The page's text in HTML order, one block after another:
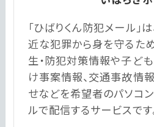
「ひばりくん防犯メール」
近な犯罪から身を守るた
生・防犯対策情報や子ど
け事案情報、交通事故情
せなどを希望者のパソコ
ルで配信するサービスです